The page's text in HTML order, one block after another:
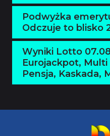
Podwyżka
Odczuje to blisko
Wyniki Lotto
Eurojackpot, Multi
Pensja, Kaskada,